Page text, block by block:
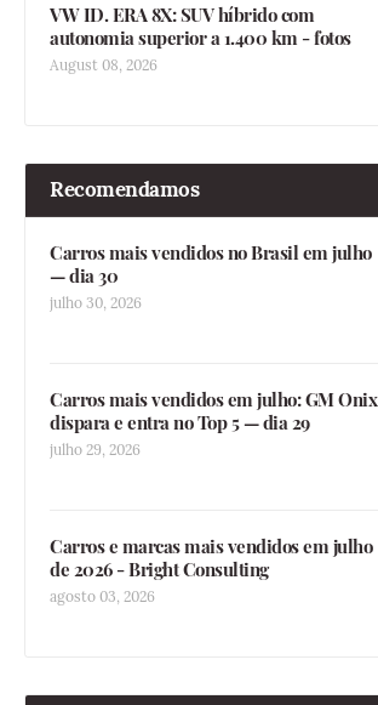
VW ID. ERA 8X: SUV híbrido com
autonomia superior a 1.400 km - fotos
August 08, 2026
Recomendamos
Carros mais vendidos no Brasil em julho
— dia 30
julho 30, 2026
Carros mais vendidos em julho: GM Onix
dispara e entra no Top 5 — dia 29
julho 29, 2026
Carros e marcas mais vendidos em julho
de 2026 - Bright Consulting
agosto 03, 2026